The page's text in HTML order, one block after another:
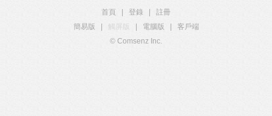
首頁 登錄
註冊
簡易版
觸屏版 電腦版
客戶端
© Comsenz Inc.